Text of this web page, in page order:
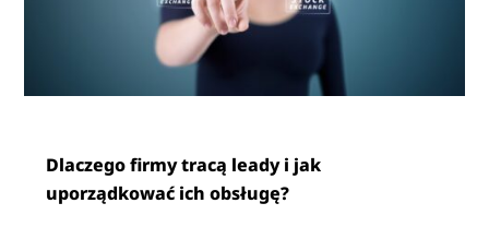
Dlaczego firmy tracą leady i jak
uporządkować ich obsługę?